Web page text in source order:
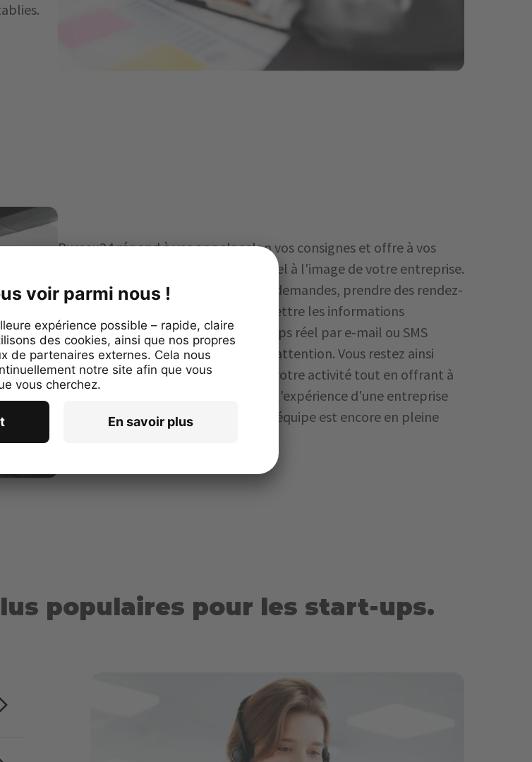
Bureau24 répond à vos appels selon vos consignes et offre à vos
interlocuteurs un accueil professionnel à l'image de votre entreprise.
Nos secrétaires peuvent qualifier les demandes, prendre des rendez-
vous selon vos disponibilités, transmettre les informations
importantes et vous informer en temps réel par e-mail ou SMS
lorsqu'une demande nécessite votre attention. Vous restez ainsi
concentré sur le développement de votre activité tout en offrant à
vos clients, prospects et partenaires l'expérience d'une entreprise
déjà structurée, même lorsque votre équipe est encore en pleine
populaires pour les start-ups.